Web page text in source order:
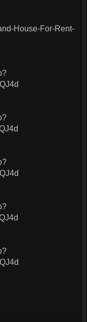
House-For-Rent-